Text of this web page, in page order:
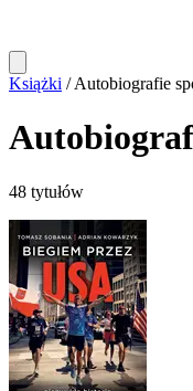
Książki / Autobiografie
48 tytułów